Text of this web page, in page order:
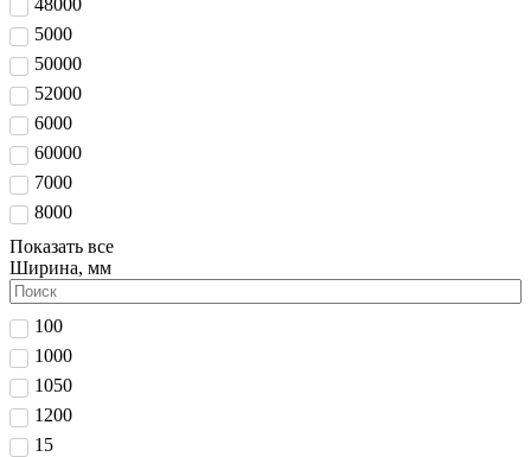
48000
5000
50000
52000
6000
60000
7000
8000
Показать все
Ширина, мм
100
1000
1050
1200
15